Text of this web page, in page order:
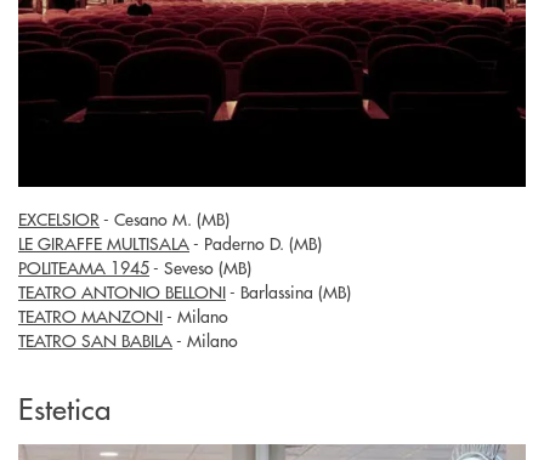
EXCELSIOR - Cesano M. (MB)
LE GIRAFFE MULTISALA- Paderno D. (MB)
POLITEAMA 1945- Seveso (MB)
TEATRO ANTONIO BELLONI- Barlassina (MB)
TEATRO MANZONI- Milano
TEATRO SAN BABILA- Milano
Estetica